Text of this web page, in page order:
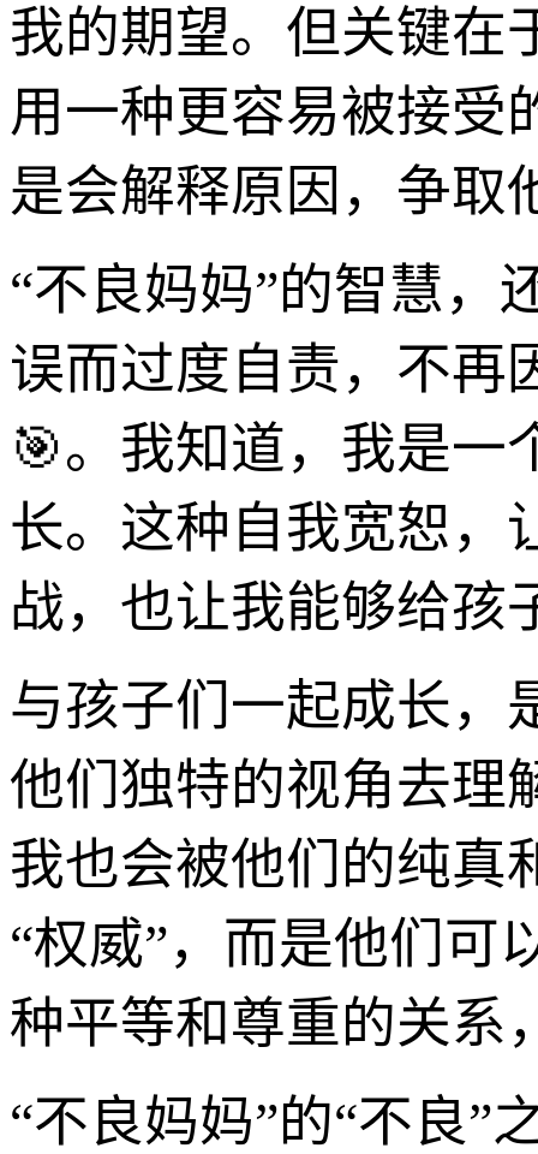
我的期望。但关键在
用一种更容易被接受
是会解释原因，争取
“不良妈妈”的智慧，
误而过度自责，不再
🎯。我知道，我是一
长。这种自我宽恕，
战，也让我能够给孩
与孩子们一起成长，
他们独特的视角去理
我也会被他们的纯真
“权威”，而是他们可
种平等和尊重的关系
“不良妈妈”的“不良”